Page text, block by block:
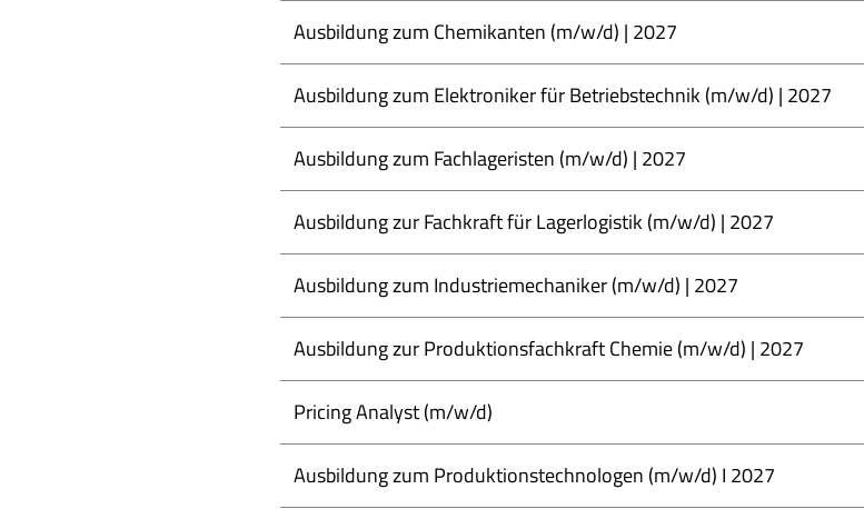
Ausbildung zum Chemikanten (m/w/d) | 2027
Ausbildung zum Elektroniker für Betriebstechnik (m/w/d) | 2027
Ausbildung zum Fachlageristen (m/w/d) | 2027
Ausbildung zur Fachkraft für Lagerlogistik (m/w/d) | 2027
Ausbildung zum Industriemechaniker (m/w/d) | 2027
Ausbildung zur Produktionsfachkraft Chemie (m/w/d) | 2027
Pricing Analyst (m/w/d)
Ausbildung zum Produktionstechnologen (m/w/d) I 2027